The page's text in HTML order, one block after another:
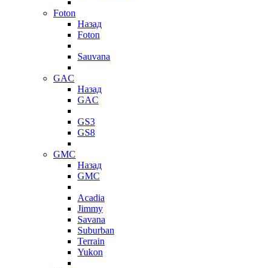
Foton
Назад
Foton
Sauvana
GAC
Назад
GAC
GS3
GS8
GMC
Назад
GMC
Acadia
Jimmy
Savana
Suburban
Terrain
Yukon